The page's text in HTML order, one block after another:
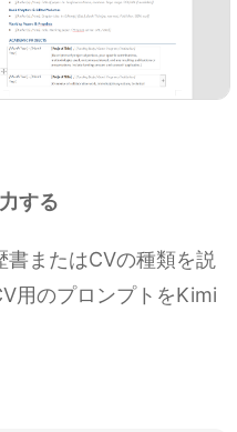
する
書またはCVの種類を説
用のプロンプトをKimi